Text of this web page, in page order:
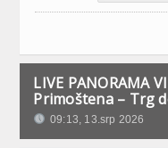
LIVE PANORAMA
Primoštena – Trg
09:13, 13.srp 2026